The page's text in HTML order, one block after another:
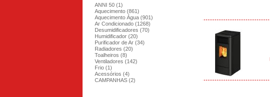
ANNI 50 (1)
Aquecimento (861)
Aquecimento Água (901)
Ar Condicionado (1268)
Desumidificadores (70)
Humidificador (20)
Purificador de Ar (34)
Radiadores (20)
Toalheiros (8)
Ventiladores (142)
Frio (1)
Acessórios (4)
CAMPANHAS (2)